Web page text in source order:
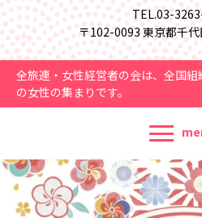
TEL.03-
〒102-0093 東京都千
全旅連・女性経営者の会は、全国
の女性の集まりです。